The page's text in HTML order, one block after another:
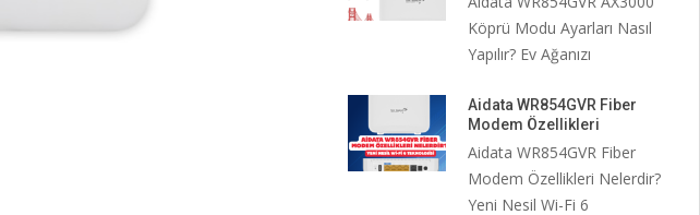
Köprü Modu Ayarları Nasıl
Yapılır? Ev Ağanızı
Aidata WR854GVR Fiber
Modem Özellikleri
Aidata WR854GVR Fiber
Modem Özellikleri Nelerdir?
Yeni Nesil Wi-Fi 6